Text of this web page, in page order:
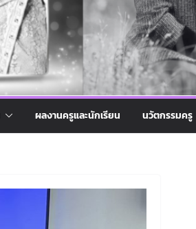
ผลงานครูและนักเรียน นวัตกรรมครู